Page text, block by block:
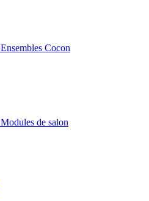
Ensembles Cocon
Modules de salon